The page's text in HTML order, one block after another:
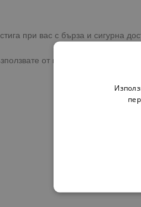
при вас с бърза и сигурна
от предоставената